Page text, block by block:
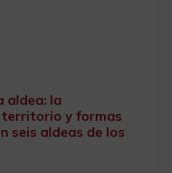
aldea: la
y formas
seis aldeas de los